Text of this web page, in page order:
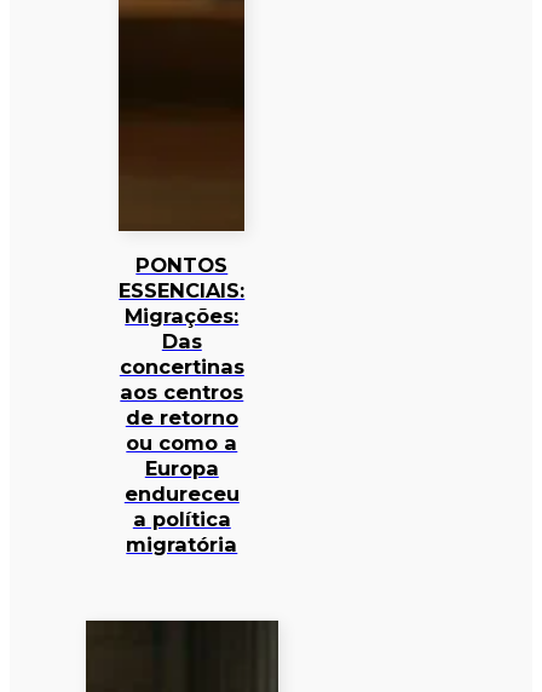
PONTOS
ESSENCIAIS:
Migrações:
Das
concertinas
aos centros
de retorno
ou como a
Europa
endureceu
a política
migratória